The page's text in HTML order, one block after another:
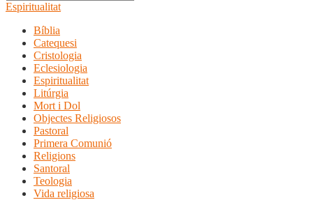
Espiritualitat
Bíblia
Catequesi
Cristologia
Eclesiologia
Espiritualitat
Litúrgia
Mort i Dol
Objectes Religiosos
Pastoral
Primera Comunió
Religions
Santoral
Teologia
Vida religiosa